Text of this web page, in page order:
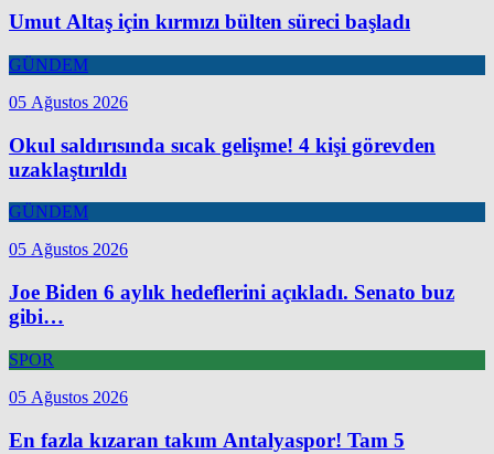
Umut Altaş için kırmızı bülten süreci başladı
GÜNDEM
05 Ağustos 2026
Okul saldırısında sıcak gelişme! 4 kişi görevden
uzaklaştırıldı
GÜNDEM
05 Ağustos 2026
Joe Biden 6 aylık hedeflerini açıkladı. Senato buz
gibi…
SPOR
05 Ağustos 2026
En fazla kızaran takım Antalyaspor! Tam 5